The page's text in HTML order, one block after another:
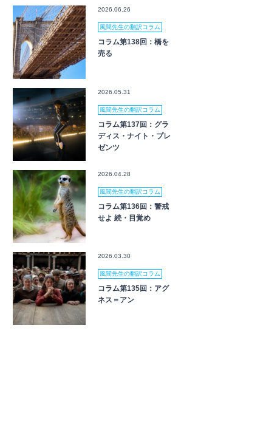
2026.06.26
風間先生の翻訳コラム
コラム第138回：橋を
売る
2026.05.31
風間先生の翻訳コラム
コラム第137回：グラ
ディス・ナイト・プレ
ゼンツ
2026.04.28
風間先生の翻訳コラム
コラム第136回：警戒
せよ 続・目覚め
2026.03.30
風間先生の翻訳コラム
コラム第135回：アグ
ネス＝アン